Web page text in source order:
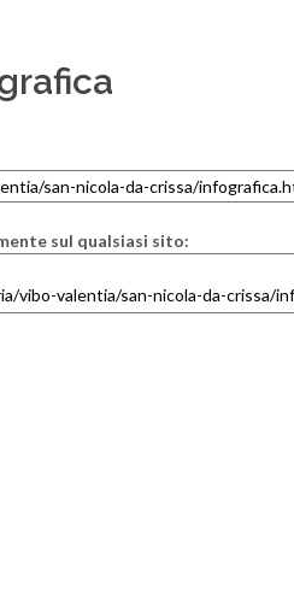
sul qualsiasi sito: